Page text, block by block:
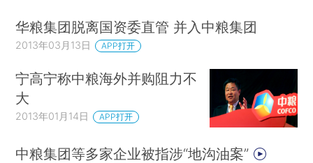
华粮集团脱离国资委直管 并入中粮集团
2013年03月13日 APP打开
宁高宁称中粮海外并购阻力不
大
2013年01月14日 APP打开
中粮集团等多家企业被指涉“地沟油案”